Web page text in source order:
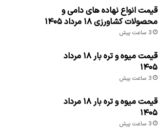
قیمت انواع نهاده های دامی و
محصولات کشاورزی ۱۸ مرداد ۱۴۰۵
3 ساعت پیش
قیمت میوه و تره بار ۱۸ مرداد
۱۴۰۵
3 ساعت پیش
قیمت میوه و تره بار ۱۸ مرداد
۱۴۰۵
3 ساعت پیش